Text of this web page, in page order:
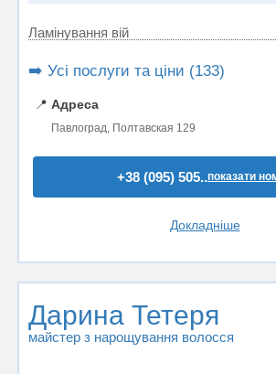
Ламінування вій
➡️ Усі послуги та ціни (133)
📍 Адреса
Павлоград, Полтавская 129
+38 (095) 505..показати
Докладніше
Дарина Тетеря
майстер з нарощування волосся